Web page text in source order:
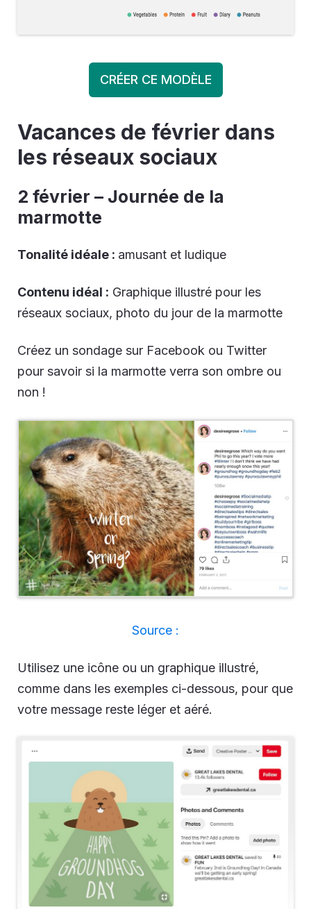
CRÉER CE MODÈLE
Vacances de février dans
les réseaux sociaux
2 février – Journée de la
marmotte
Tonalité idéale : amusant et ludique
Contenu idéal : Graphique illustré pour les
réseaux sociaux, photo du jour de la marmotte
Créez un sondage sur Facebook ou Twitter
pour savoir si la marmotte verra son ombre ou
non !
Source :
Utilisez une icône ou un graphique illustré,
comme dans les exemples ci-dessous, pour que
votre message reste léger et aéré.